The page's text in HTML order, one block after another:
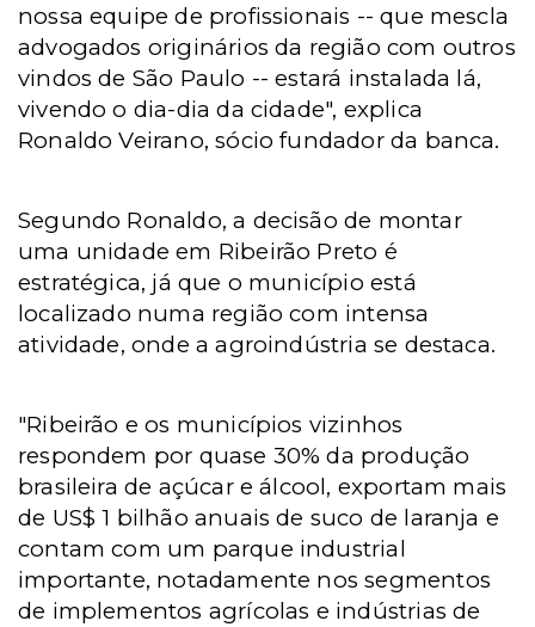
nossa equipe de profissionais -- que mescla
advogados originários da região com outros
vindos de São Paulo -- estará instalada lá,
vivendo o dia-dia da cidade", explica
Ronaldo Veirano, sócio fundador da banca.
Segundo Ronaldo, a decisão de montar
uma unidade em Ribeirão Preto é
estratégica, já que o município está
localizado numa região com intensa
atividade, onde a agroindústria se destaca.
"Ribeirão e os municípios vizinhos
respondem por quase 30% da produção
brasileira de açúcar e álcool, exportam mais
de US$ 1 bilhão anuais de suco de laranja e
contam com um parque industrial
importante, notadamente nos segmentos
de implementos agrícolas e indústrias de